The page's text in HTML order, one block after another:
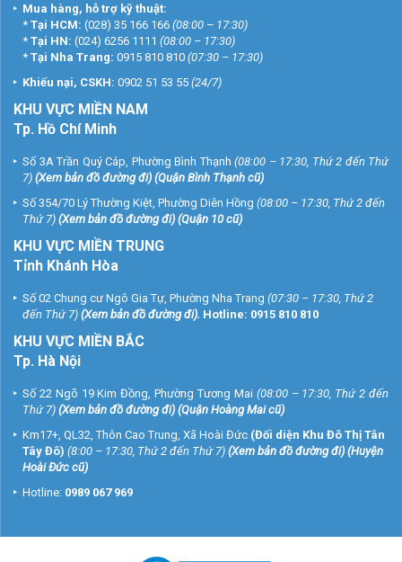
Mua hàng, hỗ trợ kỹ thuật:
* Tại HCM: (028) 35 166 166 (08:00 – 17:30)
* Tại HN: (024) 6256 1111 (08:00 – 17:30)
* Tại Nha Trang: 0915 810 810 (07:30 – 17:30)
Khiếu nại, CSKH: 0902 51 53 55 (24/7)
KHU VỰC MIỀN NAM
Tp. Hồ Chí Minh
Số 3A Trần Quý Cáp, Phường Bình Thạnh (08:00 – 17:30, Thứ 2 đến Thứ
7) (Xem bản đồ đường đi) (Quận Bình Thạnh cũ)
Số 354/70 Lý Thường Kiệt, Phường Diên Hồng (08:00 – 17:30, Thứ 2 đến
Thứ 7) (Xem bản đồ đường đi) (Quận 10 cũ)
KHU VỰC MIỀN TRUNG
Tỉnh Khánh Hòa
Số 02 Chung cư Ngô Gia Tự, Phường Nha Trang (07:30 – 17:30, Thứ 2
đến Thứ 7) (Xem bản đồ đường đi). Hotline: 0915 810 810
KHU VỰC MIỀN BẮC
Tp. Hà Nội
Số 22 Ngõ 19 Kim Đồng, Phường Tương Mai (08:00 – 17:30, Thứ 2 đến
Thứ 7) (Xem bản đồ đường đi) (Quận Hoàng Mai cũ)
Km17+, QL32, Thôn Cao Trung, Xã Hoài Đức (Đối diện Khu Đô Thị Tân
Tây Đô) (8:00 – 17:30, Thứ 2 đến Thứ 7) (Xem bản đồ đường đi) (Huyện
Hoài Đức cũ)
Hotline: 0989 067 969